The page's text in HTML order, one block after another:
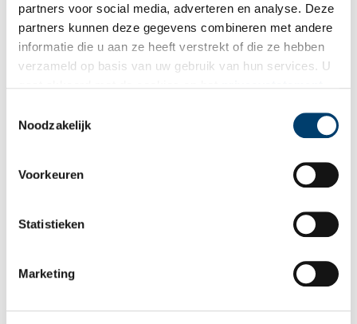
partners voor social media, adverteren en analyse. Deze
partners kunnen deze gegevens combineren met andere
informatie die u aan ze heeft verstrekt of die ze hebben
verzameld op basis van uw gebruik van hun services. U
Noodzakelijk
Voorkeuren
Statistieken
Marketing
Vink dit aan als u op de hoogte gehouden wil worden.
Een jaar rond in de Eendenkooi ’t Zand